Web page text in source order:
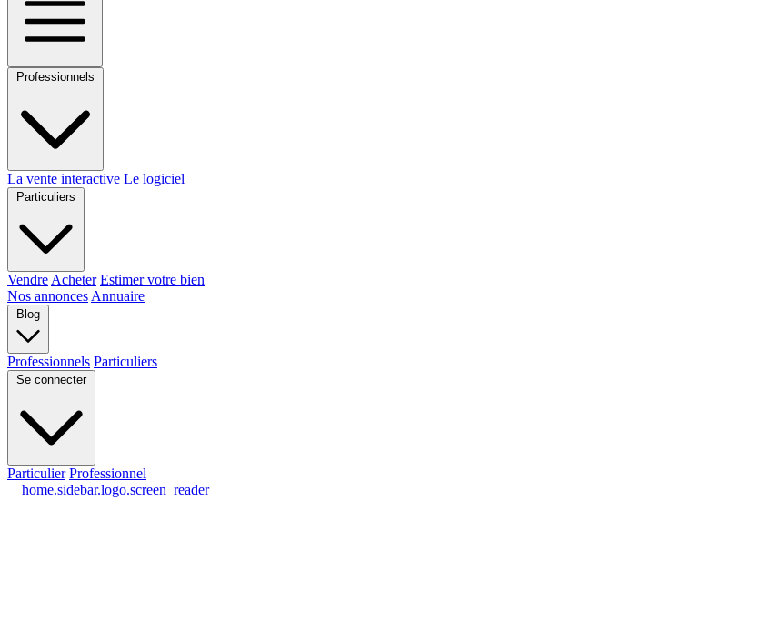
Professionnels
La vente interactive Le logiciel
Particuliers
Vendre Acheter Estimer votre bien
Nos annonces Annuaire
Blog
Professionnels Particuliers
Se connecter
Particulier Professionnel
__home.sidebar.logo.screen_reader